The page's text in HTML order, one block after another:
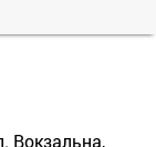
Вокзальна,